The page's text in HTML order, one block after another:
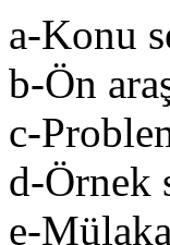
a-Konu
b-Ön
c-
d-Örnek
e-